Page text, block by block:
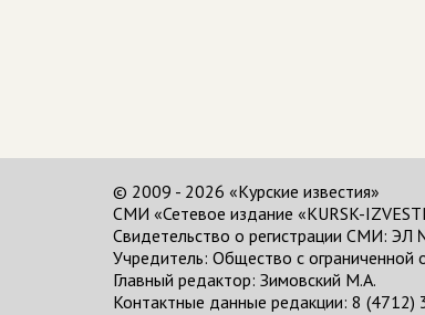
© 2009 - 2026 «Курские известия»
СМИ «Сетевое издание «KURSK-
Свидетельство о регистрации СМИ:
Учредитель: Общество с ограниченной
Главный редактор: Зимовский М.А.
Контактные данные редакции: 8